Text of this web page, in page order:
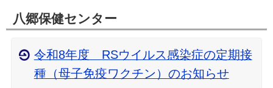
八郷保健センター
令和8年度 RSウイルス感染症の定期接
種（母子免疫ワクチン）のお知らせ